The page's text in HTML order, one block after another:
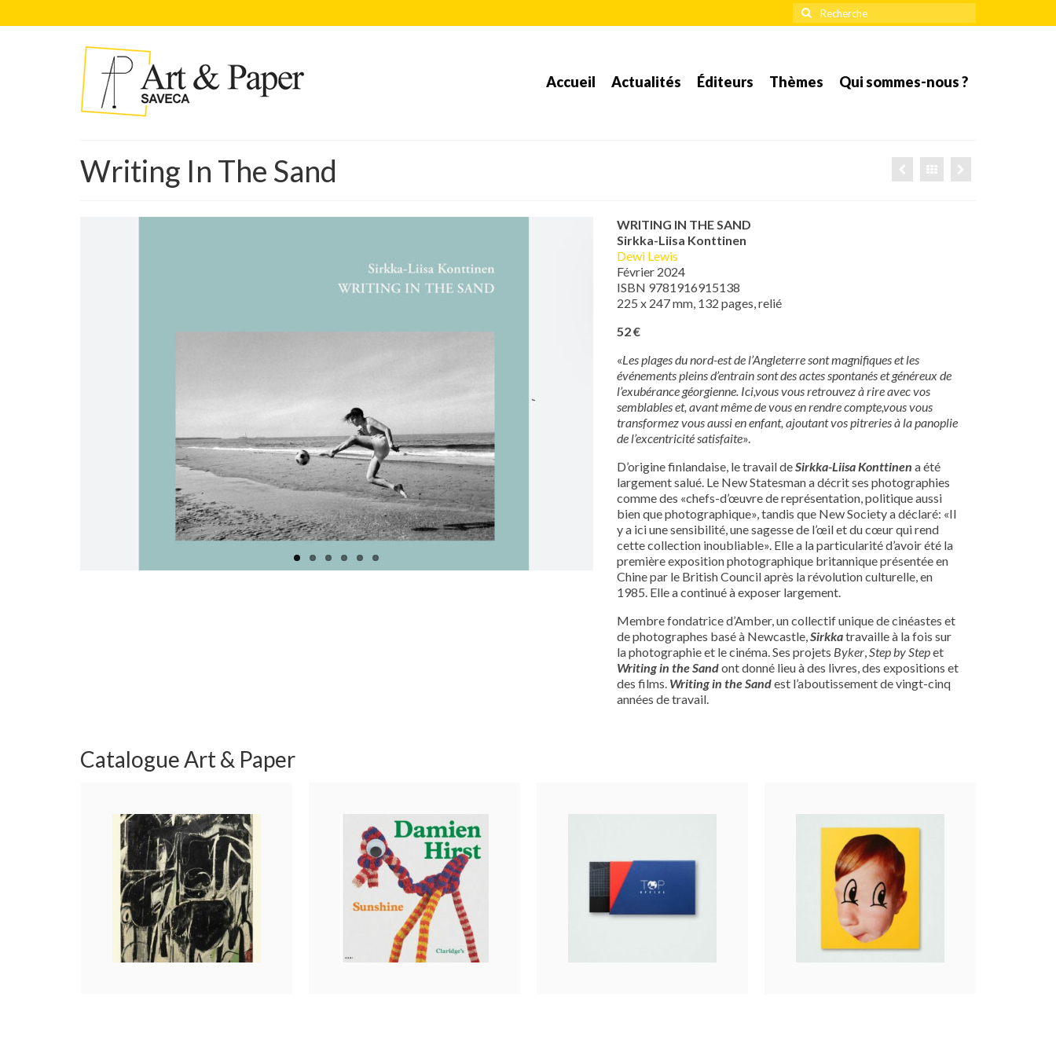
Rechercher
:
Accueil Actualités Éditeurs Thèmes Qui sommes-nous ?
Writing In The Sand
WRITING IN THE SAND
Sirkka-Liisa Konttinen
Dewi Lewis
Février 2024
ISBN 9781916915138
225 x 247 mm, 132 pages, relié
52 €
«Les plages du nord-est de l’Angleterre sont magnifiques et les
événements pleins d’entrain sont des actes spontanés et généreux de
l’exubérance géorgienne. Ici,vous vous retrouvez à rire avec vos
semblables et, avant même de vous en rendre compte,vous vous
transformez vous aussi en enfant, ajoutant vos pitreries à la panoplie
de l’excentricité satisfaite».
D’origine finlandaise, le travail deSirkka-Liisa Konttinen a été
largement salué. Le New Statesman a décrit ses photographies
comme des «chefs-d’œuvre de représentation, politique aussi
bien que photographique», tandis que New Society a déclaré: «Il
y a ici une sensibilité, une sagesse de l’œil et du cœur qui rend
cette collection inoubliable». Elle a la particularité d’avoir été la
première exposition photographique britannique présentée en
Chine par le British Council après la révolution culturelle, en
1985. Elle a continué à exposer largement.
Membre fondatrice d’Amber, un collectif unique de cinéastes et
de photographes basé à Newcastle,Sirkkatravaille à la fois sur
la photographie et le cinéma. Ses projets Byker,Step by Stepet
Writingin the Sandont donné lieu à des livres, des expositions et
des films.Writing in the Sandest l’aboutissement de vingt-cinq
années de travail.
Catalogue Art & Paper